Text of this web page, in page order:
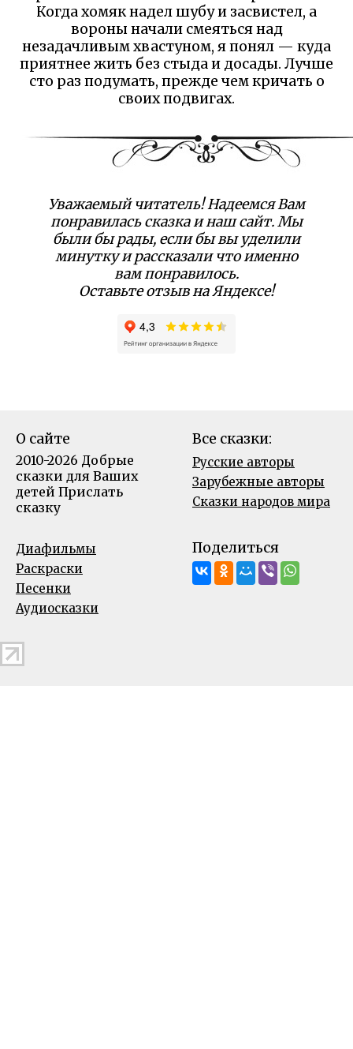
Когда хомяк надел шубу и засвистел, а
вороны начали смеяться над
незадачливым хвастуном, я понял — куда
приятнее жить без стыда и досады. Лучше
сто раз подумать, прежде чем кричать о
своих подвигах.
Уважаемый читатель! Надеемся Вам
понравилась сказка и наш сайт. Мы
были бы рады, если бы вы уделили
минутку и рассказали что именно
вам понравилось.
Оставьте отзыв на Яндексе!
О сайте
2010-2026 Добрые
сказки для Ваших
детей Прислать
сказку
Все сказки:
Русские авторы
Зарубежные авторы
Сказки народов мира
Диафильмы
Раскраски
Песенки
Аудиосказки
Поделиться